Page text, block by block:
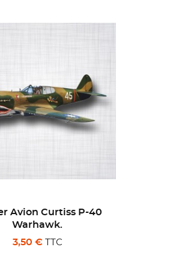
Nascar Nextel Cup
Series.
3,00 € TTC